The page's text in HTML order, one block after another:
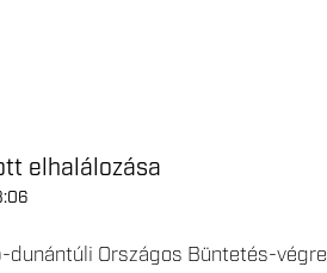
elhalálozása
dunántúli Országos Büntetés-